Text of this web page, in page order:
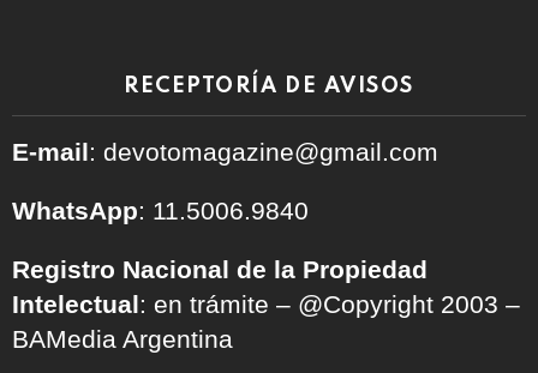
RECEPTORÍA DE AVISOS
E-mail: devotomagazine@gmail.com
WhatsApp: 11.5006.9840
Registro Nacional de la Propiedad
Intelectual: en trámite – @Copyright 2003 –
BAMedia Argentina